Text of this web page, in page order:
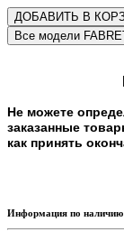
ДОБАВИТЬ В
Не можете
заказанные
как принять
Информация по наличию